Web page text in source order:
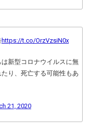
https://t.co/OrzVzsiN0x
新型コロナウイルスに無
り、死亡する可能性もあ
21, 2020